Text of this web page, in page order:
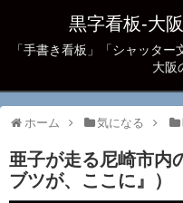
黒字看板‐大
「手書き看板」「シャッタ
大阪
ホーム 気になる
亜子が走る尼崎市内
ブツが、ここに』）